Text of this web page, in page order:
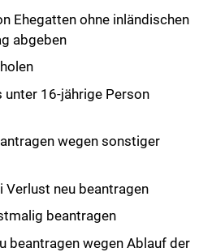
Ehegatten ohne inländischen
abgeben
unter 16-jährige Person
wegen sonstiger
Verlust neu beantragen
beantragen
beantragen wegen Ablauf der